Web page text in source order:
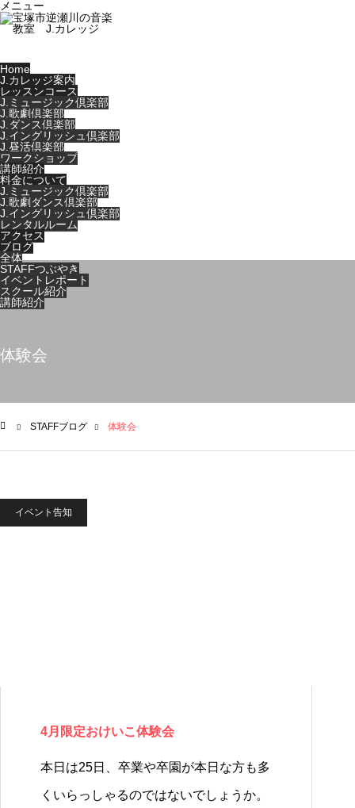
メニュー
Home
J.カレッジ案内
レッスンコース
J.ミュージック倶楽部
J.歌劇倶楽部
J.ダンス倶楽部
J.イングリッシュ倶楽部
J.昼活倶楽部
ワークショップ
講師紹介
料金について
J.ミュージック倶楽部
J.歌劇ダンス倶楽部
J.イングリッシュ倶楽部
レンタルルーム
アクセス
ブログ
全体
STAFFつぶやき
イベントレポート
スクール紹介
講師紹介
体験会
STAFFブログ 体験会
イベント告知
4月限定おけいこ体験会
本日は25日、卒業や卒園が本日な方も多
くいらっしゃるのではないでしょうか。